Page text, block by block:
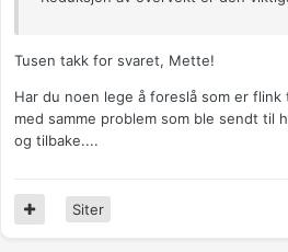
Tusen takk for svaret, Mette!
Har du noen lege å foreslå som er
med samme problem som ble sendt til
og tilbake....
Siter